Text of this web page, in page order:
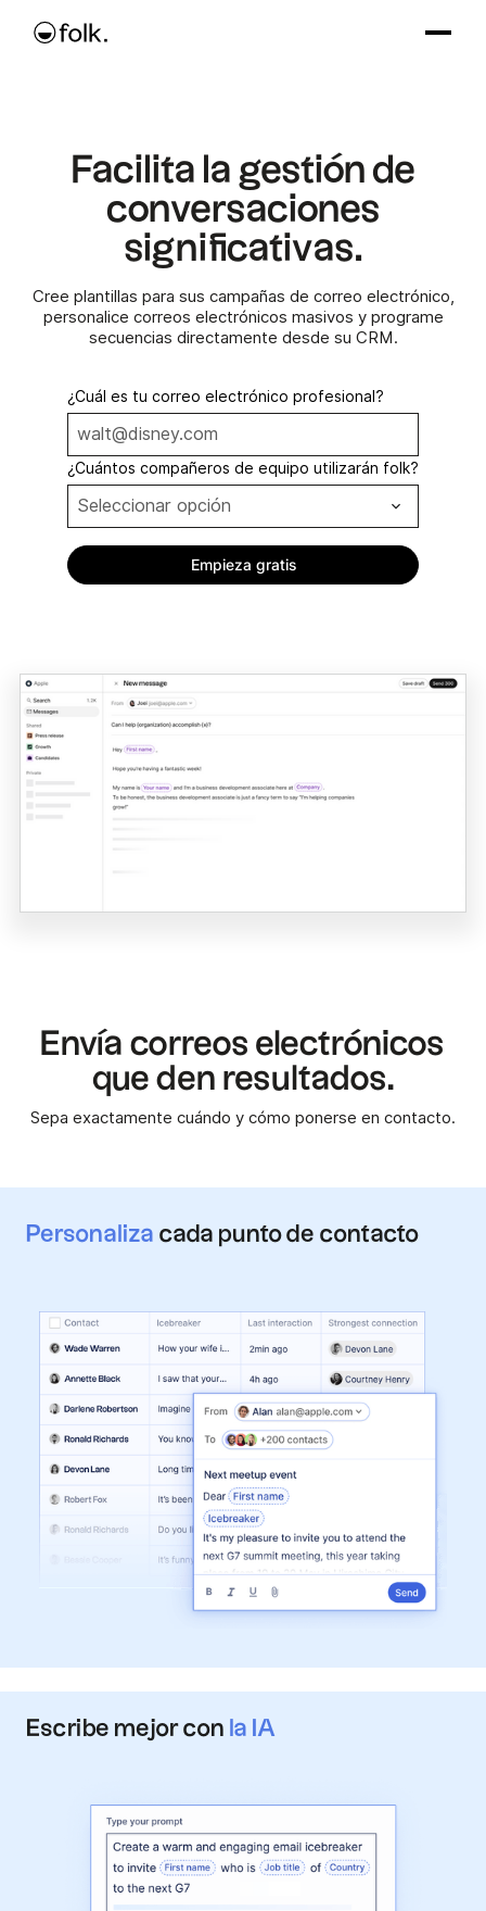
Facilita la gestión de
conversaciones
significativas.
Cree plantillas para sus campañas de correo electrónico,
personalice correos electrónicos masivos y programe
secuencias directamente desde su CRM.
¿Cuál es tu correo electrónico profesional?
¿Cuántos compañeros de equipo utilizarán folk?
Envía correos electrónicos
que den resultados.
Sepa exactamente cuándo y cómo ponerse en contacto.
Personaliza cada punto de contacto
Escribe mejor con la IA